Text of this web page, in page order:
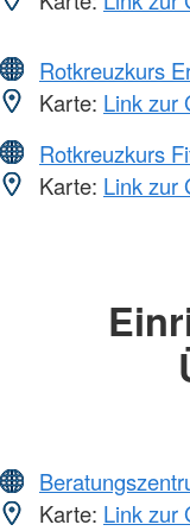
Rotkreuzkurs
Karte: Link zur
Rotkreuzkurs
Karte: Link zur
Karte: Link zur